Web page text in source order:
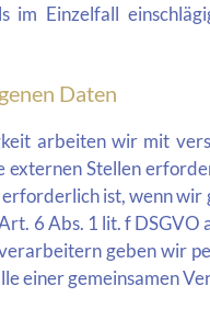
im Einzelfall
Daten
arbeiten wir mit
externen Stellen
ist, wenn
6 Abs. 1 lit. f
geben wir
einer gemeinsamen